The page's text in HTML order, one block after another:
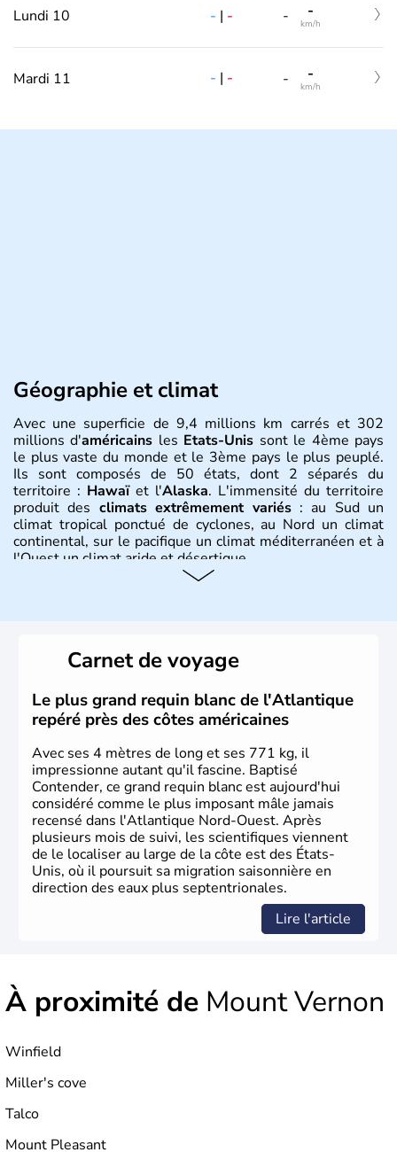
Lundi 10 - | - - -
km/h
Mardi 11 - | - - -
km/h
Géographie et climat
Avec une superficie de 9,4 millions km carrés et 302
millions d'américains les Etats-Unis sont le 4ème pays
le plus vaste du monde et le 3ème pays le plus peuplé.
Ils sont composés de 50 états, dont 2 séparés du
territoire : Hawaïet l'Alaska. L'immensité du territoire
produit des climats extrêmement variés: au Sud un
climat tropical ponctué de cyclones, au Nord un climat
continental, sur le pacifique un climat méditerranéen et à
l'Ouest un climat aride et désertique.
Plusieurs populations se sont succédées avant l'arrivée
des européens, suite à la découverte du continent par
Christophe Colomb en 1492. Les 13 colonies
britanniques proclament la Déclaration d'indépendance
en 1776 et adoptent leur première constitution en 1787.
La conquête de l'Ouest marque ensuite l'entrée dans une
phase de développement intense.
Carnet de voyage
Le plus grand requin blanc de l'Atlantique
repéré près des côtes américaines
Avec ses 4 mètres de long et ses 771 kg, il
impressionne autant qu'il fascine. Baptisé
Contender, ce grand requin blanc est aujourd'hui
considéré comme le plus imposant mâle jamais
recensé dans l'Atlantique Nord-Ouest. Après
plusieurs mois de suivi, les scientifiques viennent
de le localiser au large de la côte est des États-
Unis, où il poursuit sa migration saisonnière en
direction des eaux plus septentrionales.
Lire l'article
À proximité de Mount Vernon
Winfield
Miller's cove
Talco
Mount Pleasant